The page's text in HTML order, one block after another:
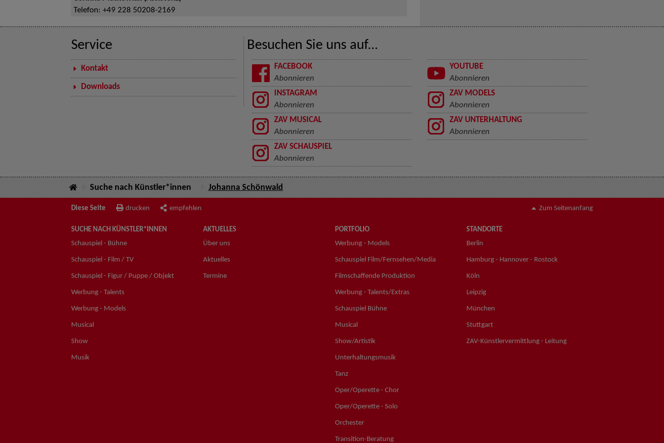
Telefon: +49 228 50208-2169
Service
Kontakt
Downloads
Besuchen Sie uns auf...
FACEBOOK
Abonnieren
YOUTUBE
Abonnieren
INSTAGRAM
Abonnieren
ZAV MODELS
Abonnieren
ZAV MUSICAL
Abonnieren
ZAV UNTERHALTUNG
Abonnieren
ZAV SCHAUSPIEL
Abonnieren
Suche nach Künstler*innen Johanna Schönwald
Diese Seite drucken empfehlen Zum Seitenanfang
SUCHE NACH KÜNSTLER*INNEN
Schauspiel - Bühne
Schauspiel - Film / TV
Schauspiel - Figur / Puppe / Objekt
Werbung - Talents
Werbung - Models
Musical
Show
Musik
AKTUELLES
Über uns
Aktuelles
Termine
PORTFOLIO
Werbung - Models
Schauspiel Film/Fernsehen/Media
Filmschaffende Produktion
Werbung - Talents/Extras
Schauspiel Bühne
Musical
Show/Artistik
Unterhaltungsmusik
Tanz
Oper/Operette - Chor
Oper/Operette - Solo
Orchester
Transition-Beratung
STANDORTE
Berlin
Hamburg - Hannover - Rostock
Köln
Leipzig
München
Stuttgart
ZAV-Künstlervermittlung - Leitung